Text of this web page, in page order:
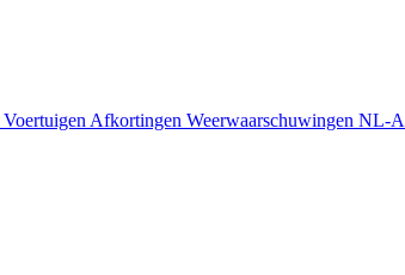
Voertuigen Afkortingen Weerwaarschuwingen NL-